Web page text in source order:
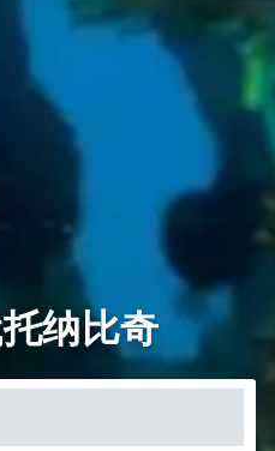
纳比奇